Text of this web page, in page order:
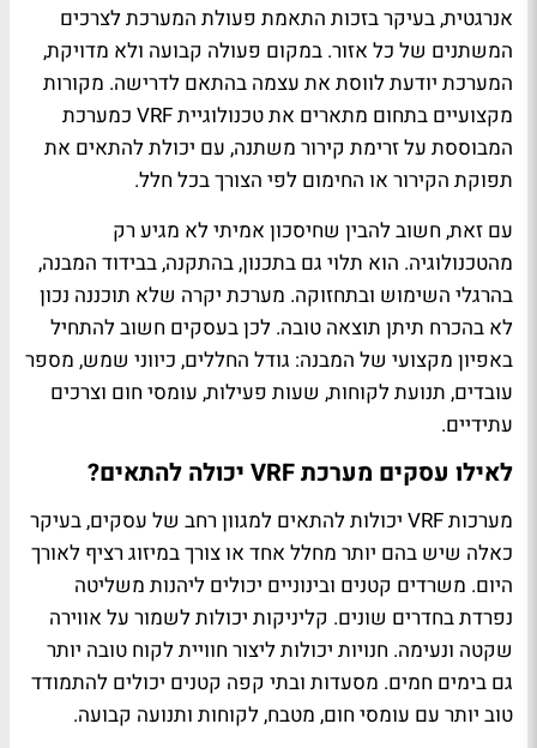
אנרגטית, בעיקר בזכות התאמת פעולת המערכת לצרכים
המשתנים של כל אזור. במקום פעולה קבועה ולא מדויקת,
המערכת יודעת לווסת את עצמה בהתאם לדרישה. מקורות
מקצועיים בתחום מתארים את טכנולוגיית VRF כמערכת
המבוססת על זרימת קירור משתנה, עם יכולת להתאים את
תפוקת הקירור או החימום לפי הצורך בכל חלל.
עם זאת, חשוב להבין שחיסכון אמיתי לא מגיע רק
מהטכנולוגיה. הוא תלוי גם בתכנון, בהתקנה, בבידוד המבנה,
בהרגלי השימוש ובתחזוקה. מערכת יקרה שלא תוכננה נכון
לא בהכרח תיתן תוצאה טובה. לכן בעסקים חשוב להתחיל
באפיון מקצועי של המבנה: גודל החללים, כיווני שמש, מספר
עובדים, תנועת לקוחות, שעות פעילות, עומסי חום וצרכים
עתידיים.
לאילו עסקים מערכת VRF יכולה להתאים?
מערכות VRF יכולות להתאים למגוון רחב של עסקים, בעיקר
כאלה שיש בהם יותר מחלל אחד או צורך במיזוג רציף לאורך
היום. משרדים קטנים ובינוניים יכולים ליהנות משליטה
נפרדת בחדרים שונים. קליניקות יכולות לשמור על אווירה
שקטה ונעימה. חנויות יכולות ליצור חוויית לקוח טובה יותר
גם בימים חמים. מסעדות ובתי קפה קטנים יכולים להתמודד
טוב יותר עם עומסי חום, מטבח, לקוחות ותנועה קבועה.